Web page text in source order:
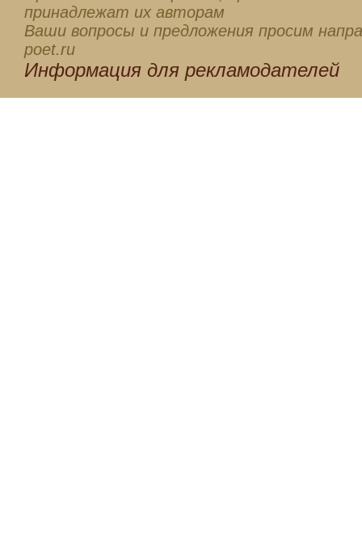
принадлежат их авторам
Ваши вопросы и предложения просим
poet.ru
Информация для рекламодателей